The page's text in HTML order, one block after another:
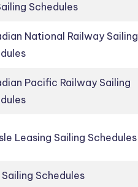
Schedules
National Railway Sailing
Pacific Railway Sailing
Leasing Sailing Schedules
Sailing Schedules